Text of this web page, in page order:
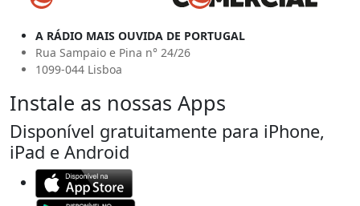
A RÁDIO MAIS OUVIDA DE PORTUGAL
Rua Sampaio e Pina n° 24/26
1099-044 Lisboa
Instale as nossas Apps
Disponível gratuitamente para iPhone,
iPad e Android